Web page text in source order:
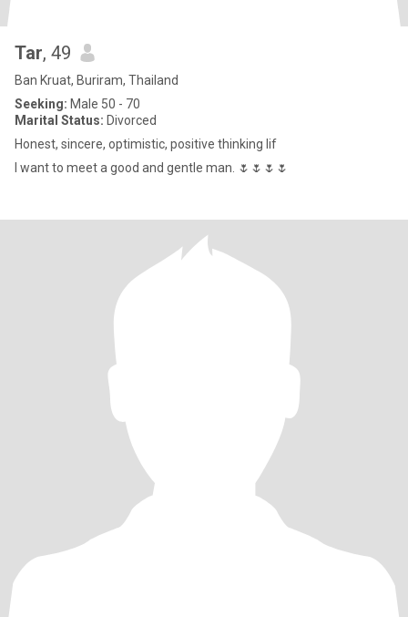
Tar, 49
Ban Kruat, Buriram, Thailand
Seeking: Male 50 - 70
Marital Status: Divorced
Honest, sincere, optimistic, positive thinking lif
I want to meet a good and gentle man. 🌷🌷🌷🌷